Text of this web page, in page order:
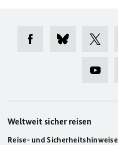
Weltweit sicher reisen
Reise- und Sicherheitshinweise